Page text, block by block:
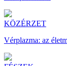
KÖZÉRZET
Vérplazma: az